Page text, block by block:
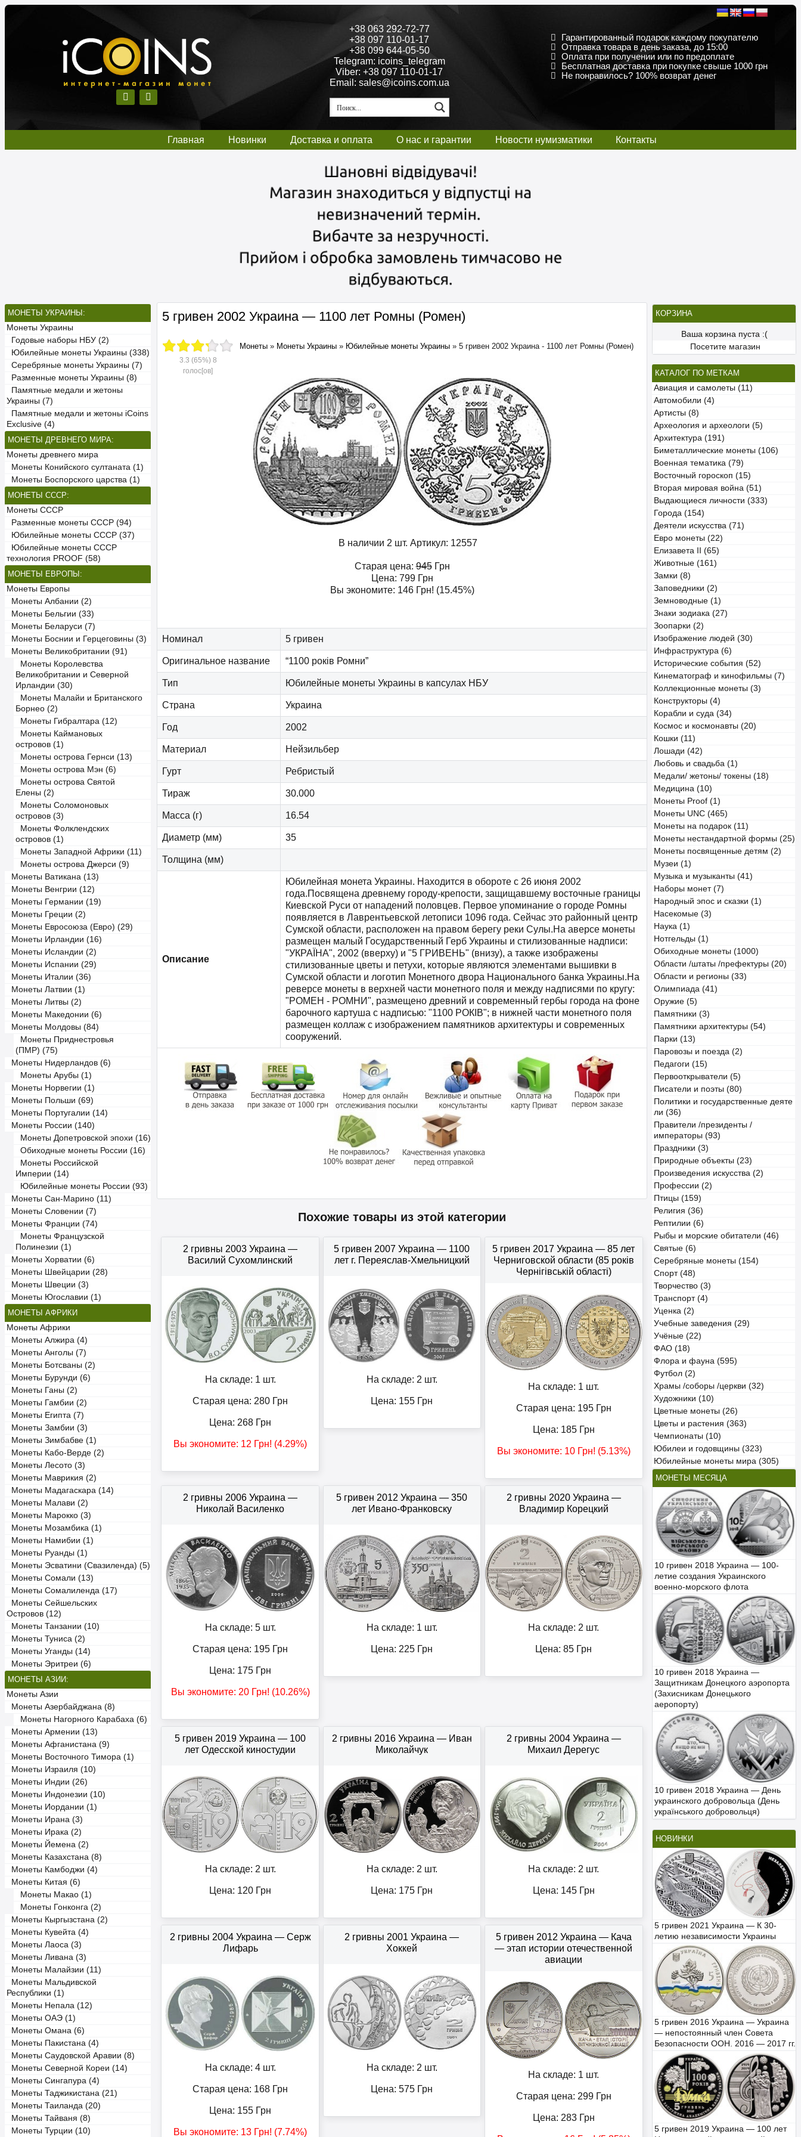
+38 063 292-72-77
+38 097 110-01-17
+38 099 644-05-50
Telegram: icoins_telegram
Viber: +38 097 110-01-17
Email: sales@icoins.com.ua
Гарантированный подарок каждому покупателю
Отправка товара в день заказа, до 15:00
Оплата при получении или по предоплате
Бесплатная доставка при покупке свыше 1000 грн
Не понравилось? 100% возврат денег
Главная Новинки Доставка и оплата О нас и гарантии Новости нумизматики Контакты
МОНЕТЫ УКРАИНЫ:
Монеты Украины
Годовые наборы НБУ (2)
Юбилейные монеты Украины (338)
Серебряные монеты Украины (7)
Разменные монеты Украины (8)
Памятные медали и жетоны
Украины (7)
Памятные медали и жетоны iCoins
Exclusive (4)
МОНЕТЫ ДРЕВНЕГО МИРА:
Монеты древнего мира
Монеты Конийского султаната (1)
Монеты Боспорского царства (1)
МОНЕТЫ СССР:
Монеты СССР
Разменные монеты СССР (94)
Юбилейные монеты СССР (37)
Юбилейные монеты СССР
технология PROOF (58)
МОНЕТЫ ЕВРОПЫ:
Монеты Европы
Монеты Албании (2)
Монеты Бельгии (33)
Монеты Беларуси (7)
Монеты Боснии и Герцеговины (3)
Монеты Великобритании (91)
Монеты Королевства
Великобритании и Северной
Ирландии (30)
Монеты Малайи и Британского
Борнео (2)
Монеты Гибралтара (12)
Монеты Каймановых
островов (1)
Монеты острова Гернси (13)
Монеты острова Мэн (6)
Монеты острова Святой
Елены (2)
Монеты Соломоновых
островов (3)
Монеты Фолклендских
островов (1)
Монеты Западной Африки (11)
Монеты острова Джерси (9)
Монеты Ватикана (13)
Монеты Венгрии (12)
Монеты Германии (19)
Монеты Греции (2)
Монеты Евросоюза (Евро) (29)
Монеты Ирландии (16)
Монеты Исландии (2)
Монеты Испании (29)
Монеты Италии (36)
Монеты Латвии (1)
Монеты Литвы (2)
Монеты Македонии (6)
Монеты Молдовы (84)
Монеты Приднестровья
(ПМР) (75)
Монеты Нидерландов (6)
Монеты Арубы (1)
Монеты Норвегии (1)
Монеты Польши (69)
Монеты Португалии (14)
Монеты России (140)
Монеты Допетровской эпохи (16)
Обиходные монеты России (16)
Монеты Российской
Империи (14)
Юбилейные монеты России (93)
Монеты Сан-Марино (11)
Монеты Словении (7)
Монеты Франции (74)
Монеты Французской
Полинезии (1)
Монеты Хорватии (6)
Монеты Швейцарии (28)
Монеты Швеции (3)
Монеты Югославии (1)
МОНЕТЫ АФРИКИ
Монеты Африки
Монеты Алжира (4)
Монеты Анголы (7)
Монеты Ботсваны (2)
Монеты Бурунди (6)
Монеты Ганы (2)
Монеты Гамбии (2)
Монеты Египта (7)
Монеты Замбии (3)
Монеты Зимбабве (1)
Монеты Кабо-Верде (2)
Монеты Лесото (3)
Монеты Маврикия (2)
Монеты Мадагаскара (14)
Монеты Малави (2)
Монеты Марокко (3)
Монеты Мозамбика (1)
Монеты Намибии (1)
Монеты Руанды (1)
Монеты Эсватини (Свазиленда) (5)
Монеты Сомали (13)
Монеты Сомалиленда (17)
Монеты Сейшельских
Островов (12)
Монеты Танзании (10)
Монеты Туниса (2)
Монеты Уганды (14)
Монеты Эритреи (6)
МОНЕТЫ АЗИИ:
Монеты Азии
Монеты Азербайджана (8)
Монеты Нагорного Карабаха (6)
Монеты Армении (13)
Монеты Афганистана (9)
Монеты Восточного Тимора (1)
Монеты Израиля (10)
Монеты Индии (26)
Монеты Индонезии (10)
Монеты Иордании (1)
Монеты Ирана (3)
Монеты Ирака (2)
Монеты Йемена (2)
Монеты Казахстана (8)
Монеты Камбоджи (4)
Монеты Китая (6)
Монеты Макао (1)
Монеты Гонконга (2)
Монеты Кыргызстана (2)
Монеты Кувейта (4)
Монеты Лаоса (3)
Монеты Ливана (3)
Монеты Малайзии (11)
Монеты Мальдивской
Республики (1)
Монеты Непала (12)
Монеты ОАЭ (1)
Монеты Омана (6)
Монеты Пакистана (4)
Монеты Саудовской Аравии (8)
Монеты Северной Кореи (14)
Монеты Сингапура (4)
Монеты Таджикистана (21)
Монеты Таиланда (20)
Монеты Тайваня (8)
Монеты Турции (10)
КОРЗИНА
Ваша корзина пуста :(
Посетите магазин
КАТАЛОГ ПО МЕТКАМ
Авиация и самолеты (11)
Автомобили (4)
Артисты (8)
Археология и археологи (5)
Архитектура (191)
Биметаллические монеты (106)
Военная тематика (79)
Восточный гороскоп (15)
Вторая мировая война (51)
Выдающиеся личности (333)
Города (154)
Деятели искусства (71)
Евро монеты (22)
Елизавета II (65)
Животные (161)
Замки (8)
Заповедники (2)
Земноводные (1)
Знаки зодиака (27)
Зоопарки (2)
Изображение людей (30)
Инфраструктура (6)
Исторические события (52)
Кинематограф и кинофильмы (7)
Коллекционные монеты (3)
Конструкторы (4)
Корабли и суда (34)
Космос и космонавты (20)
Кошки (11)
Лошади (42)
Любовь и свадьба (1)
Медали/ жетоны/ токены (18)
Медицина (10)
Монеты Proof (1)
Монеты UNC (465)
Монеты на подарок (11)
Монеты нестандартной формы (25)
Монеты посвященные детям (2)
Музеи (1)
Музыка и музыканты (41)
Наборы монет (7)
Народный эпос и сказки (1)
Насекомые (3)
Наука (1)
Нотгельды (1)
Обиходные монеты (1000)
Области /штаты /префектуры (20)
Области и регионы (33)
Олимпиада (41)
Оружие (5)
Памятники (3)
Памятники архитектуры (54)
Парки (13)
Паровозы и поезда (2)
Педагоги (15)
Первооткрыватели (5)
Писатели и поэты (80)
Политики и государственные деяте
ли (36)
Правители /президенты /
императоры (93)
Праздники (3)
Природные объекты (23)
Произведения искусства (2)
Профессии (2)
Птицы (159)
Религия (36)
Рептилии (6)
Рыбы и морские обитатели (46)
Святые (6)
Серебряные монеты (154)
Спорт (48)
Творчество (3)
Транспорт (4)
Уценка (2)
Учебные заведения (29)
Учёные (22)
ФАО (18)
Флора и фауна (595)
Футбол (2)
Храмы /соборы /церкви (32)
Художники (10)
Цветные монеты (26)
Цветы и растения (363)
Чемпионаты (10)
Юбилеи и годовщины (323)
Юбилейные монеты мира (305)
МОНЕТЫ МЕСЯЦА
10 гривен 2018 Украина — 100-
летие создания Украинского
военно-морского флота
10 гривен 2018 Украина —
Защитникам Донецкого аэропорта
(Захисникам Донецького
аеропорту)
10 гривен 2018 Украина — День
украинского добровольца (День
українського добровольця)
НОВИНКИ
5 гривен 2021 Украина — К 30-
летию независимости Украины
5 гривен 2016 Украина — Украина
— непостоянный член Совета
Безопасности ООН. 2016 — 2017 гг.
5 гривен 2019 Украина — 100 лет
5 гривен 2002 Украина — 1100 лет Ромны (Ромен)
3.3 (65%) 8
голос[ов]
Монеты » Монеты Украины » Юбилейные монеты Украины » 5 гривен 2002 Украина - 1100 лет Ромны (Ромен)
В наличии 2 шт. Артикул: 12557
Старая цена:945Грн
Цена: 799 Грн
Вы экономите: 146Грн! (15.45%)
Номинал 5 гривен
Оригинальное название “1100 років Ромни”
Тип Юбилейные монеты Украины в капсулах НБУ
Страна Украина
Год 2002
Материал Нейзильбер
Гурт Ребристый
Тираж 30.000
Масса (г) 16.54
Диаметр (мм) 35
Толщина (мм)
Описание
Юбилейная монета Украины. Находится в обороте с 26 июня 2002
года.Посвящена древнему городу-крепости, защищавшему восточные границы
Киевской Руси от нападений половцев. Первое упоминание о городе Ромны
появляется в Лаврентьевской летописи 1096 года. Сейчас это районный центр
Сумской области, расположен на правом берегу реки Сулы.На аверсе монеты
размещен малый Государственный Герб Украины и стилизованные надписи:
"УКРАЇНА", 2002 (вверху) и "5 ГРИВЕНЬ" (внизу), а также изображены
стилизованные цветы и петухи, которые являются элементами вышивки в
Сумской области и логотип Монетного двора Национального банка Украины.На
реверсе монеты в верхней части монетного поля и между надписями по кругу:
"РОМЕН - РОМНИ", размещено древний и современный гербы города на фоне
барочного картуша с надписью: "1100 РОКІВ"; в нижней части монетного поля
размещен коллаж с изображением памятников архитектуры и современных
сооружений.
Похожие товары из этой категории
2 гривны 2003 Украина —
Василий Сухомлинский
На складе: 1 шт.
Старая цена: 280 Грн
Цена: 268 Грн
Вы экономите: 12 Грн! (4.29%)
5 гривен 2007 Украина — 1100
лет г. Переяслав-Хмельницкий
На складе: 2 шт.
Цена: 155 Грн
5 гривен 2017 Украина — 85 лет
Черниговской области (85 років
Чернігівській області)
На складе: 1 шт.
Старая цена: 195Грн
Цена: 185Грн
Вы экономите: 10Грн! (5.13%)
2 гривны 2006 Украина —
Николай Василенко
На складе: 5 шт.
Старая цена: 195 Грн
Цена: 175 Грн
Вы экономите: 20Грн! (10.26%)
5 гривен 2012 Украина — 350
лет Ивано-Франковску
На складе: 1 шт.
Цена: 225 Грн
2 гривны 2020 Украина —
Владимир Корецкий
На складе: 2 шт.
Цена:85 Грн
5 гривен 2019 Украина — 100
лет Одесской киностудии
На складе: 2 шт.
Цена: 120 Грн
2 гривны 2016 Украина — Иван
Миколайчук
На складе: 2 шт.
Цена: 175 Грн
2 гривны 2004 Украина —
Михаил Дерегус
На складе: 2 шт.
Цена: 145Грн
2 гривны 2004 Украина — Серж
Лифарь
На складе: 4 шт.
Старая цена: 168 Грн
Цена: 155 Грн
Вы экономите: 13 Грн! (7.74%)
2 гривны 2001 Украина —
Хоккей
На складе: 2 шт.
Цена:575 Грн
5 гривен 2012 Украина — Кача
— этап истории отечественной
авиации
На складе: 1 шт.
Старая цена: 299Грн
Цена: 283Грн